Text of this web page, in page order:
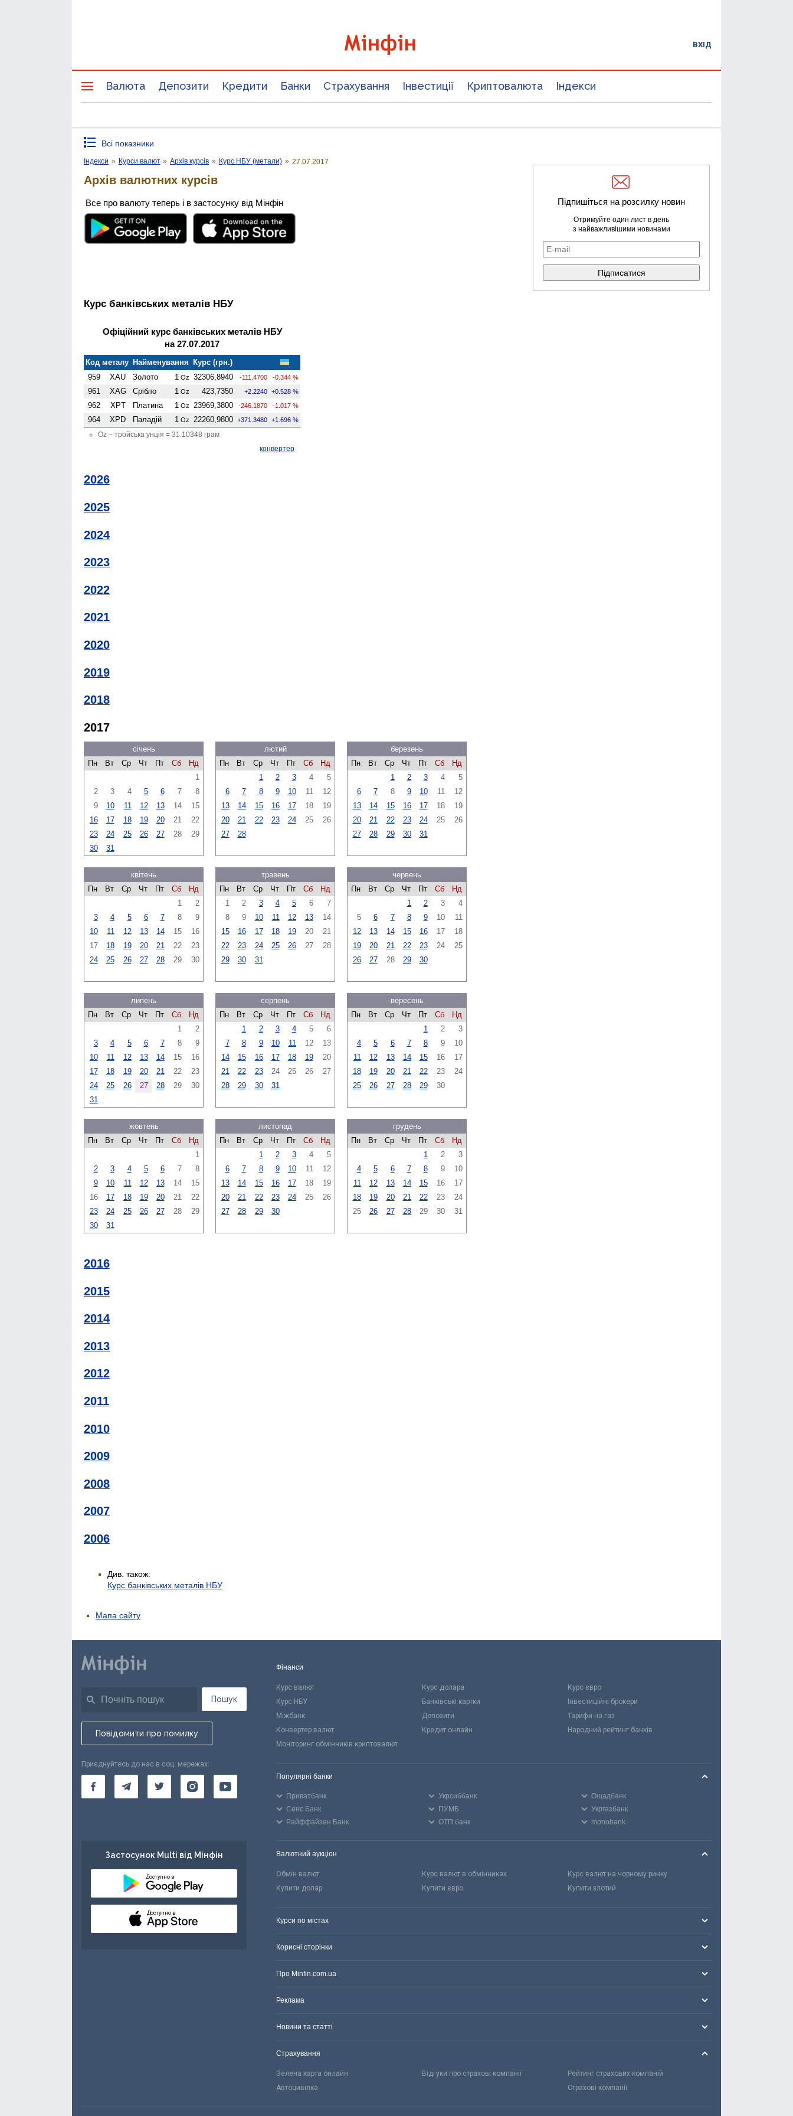
ВХІД
Валюта Депозити Кредити Банки Страхування Інвестиції Криптовалюта Індекси
Всі показники
Індекси » Курси валют » Архів курсів » Курс НБУ (метали) » 27.07.2017
Архів валютних курсів
Все про валюту теперь і в застосунку від Мінфін
Курс банківських металів НБУ
Офіційний курс банківських металів НБУ
на 27.07.2017
Код металу Найменування
Курс (грн.)
959
XAU Золото 1 Oz 32306,8940 -111.4700 -0.344 %
961 XAG Срібло 1 Oz 423,7350 +2.2240 +0.528 %
962 XPT Платина 1 Oz 23969,3800 -246.1870 -1.017 %
964 XPD Паладій 1 Oz 22260,9800 +371.3480 +1.696 %
Oz – тройська унція = 31.10348 грам
конвертер
2026
2025
2024
2023
2022
2021
2020
2019
2018
2017
січень
Пн
Вт Ср Чт Пт Сб
Нд
1
2
3 4 5 6 7
8
9
10 11 12 13 14
15
16
17 18 19 20 21
22
23
24 25 26 27 28
29
30
31
лютий
Пн
Вт Ср Чт Пт Сб
Нд
1
2 3 4
5
6
7 8 9 10 11
12
13
14 15 16 17 18
19
20
21 22 23 24 25
26
27
28
березень
Пн
Вт Ср Чт Пт Сб
Нд
1
2 3 4
5
6
7 8 9 10 11
12
13
14 15 16 17 18
19
20
21 22 23 24 25
26
27
28 29 30 31
квітень
Пн
Вт Ср Чт Пт Сб
Нд
1
2
3
4 5 6 7 8
9
10
11 12 13 14 15
16
17
18 19 20 21 22
23
24
25 26 27 28 29 30
травень
Пн
Вт Ср Чт Пт Сб
Нд
1
2 3 4 5 6
7
8
9 10 11 12 13
14
15
16 17 18 19 20
21
22
23 24 25 26 27
28
29
30 31
червень
Пн
Вт Ср Чт Пт Сб
Нд
1
2 3
4
5
6 7 8 9 10
11
12
13 14 15 16 17
18
19
20 21 22 23 24
25
26
27 28 29 30
липень
Пн
Вт Ср Чт Пт Сб
Нд
1
2
3
4 5 6 7 8
9
10
11 12 13 14 15
16
17
18 19 20 21 22
23
24
25 26 27 28 29
30
31
серпень
Пн
Вт Ср Чт Пт Сб
Нд
1
2 3 4 5
6
7
8 9 10 11 12
13
14
15 16 17 18 19
20
21
22 23 24 25 26
27
28
29 30 31
вересень
Пн
Вт Ср Чт Пт Сб
Нд
1
2
3
4
5 6 7 8 9
10
11
12 13 14 15 16
17
18
19 20 21 22 23
24
25
26 27 28 29 30
жовтень
Пн
Вт Ср Чт Пт Сб
Нд
1
2
3 4 5 6 7
8
9
10 11 12 13 14
15
16
17 18 19 20 21
22
23
24 25 26 27 28
29
30
31
листопад
Пн
Вт Ср Чт Пт Сб
Нд
1
2 3 4
5
6
7 8 9 10 11
12
13
14 15 16 17 18
19
20
21 22 23 24 25
26
27
28 29 30
грудень
Пн
Вт Ср Чт Пт Сб
Нд
1
2
3
4
5 6 7 8 9
10
11
12 13 14 15 16
17
18
19 20 21 22 23
24
25
26 27 28 29 30 31
2016
2015
2014
2013
2012
2011
2010
2009
2008
2007
2006
Див. також:
Курс банківських металів НБУ
Підпишіться на розсилку новин
Отримуйте один лист в день
з найважливішими новинами
Мапа сайту
Пошук
Повідомити про помилку
Приєднуйтесь до нас в соц. мережах:
Застосунок Multi від Мінфін
Доступно в
Доступно в
Фінанси
Курс валют Курс долара
Курс євро
Курс НБУ
Банківські картки
Інвестиційні брокери
Міжбанк
Депозити
Тарифи на газ
Конвертер валют
Кредит онлайн
Народний рейтинг банків
Моніторинг обмінників криптовалют
Популярні банки
Приватбанк Укрсиббанк
Ощадбанк
Сенс Банк
ПУМБ
Укргазбанк
Райффайзен Банк
ОТП банк monobank
Валютний аукціон
Обмін валют Курс валют в обмінниках
Курс валют на чорному ринку
Купити долар
Купити євро Купити злотий
Курси по містах
Корисні сторінки
Про Minfin.com.ua
Реклама
Новини та статті
Страхування
Зелена карта онлайн Відгуки про страхові компанії
Рейтинг страхових компаній
Автоцивілка
Страхові компанії